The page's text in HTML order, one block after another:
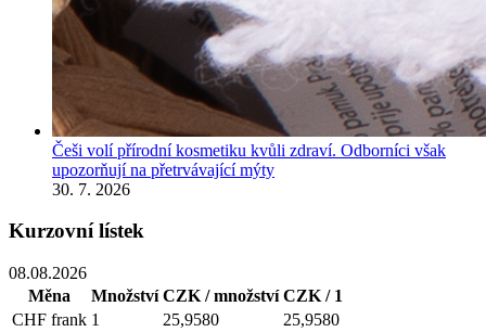
Češi volí přírodní kosmetiku kvůli zdraví. Odborníci však
upozorňují na přetrvávající mýty
30. 7. 2026
Kurzovní lístek
08.08.2026
Měna
Množství CZK / množství CZK / 1
CHF frank 1 25,9580
25,9580